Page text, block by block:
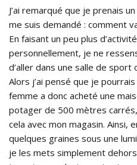
J’ai remarqué que je prenais
me suis demandé : comment
En faisant un peu plus
personnellement, je ne
d’aller dans une salle de
Alors j’ai pensé que je
femme a donc acheté une
potager de 500 mètres
cela avec mon magasin. Ainsi,
quelques graines sous une
je les mets simplement